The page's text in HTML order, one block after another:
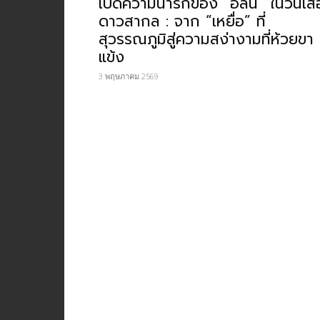
ดาวสากล : จาก “เหยื่อ” ที่
สุวรรณภูมิสู่ความสง่างามที่ห้วยขา
แข้ง
3 พฤษภาคม 2569